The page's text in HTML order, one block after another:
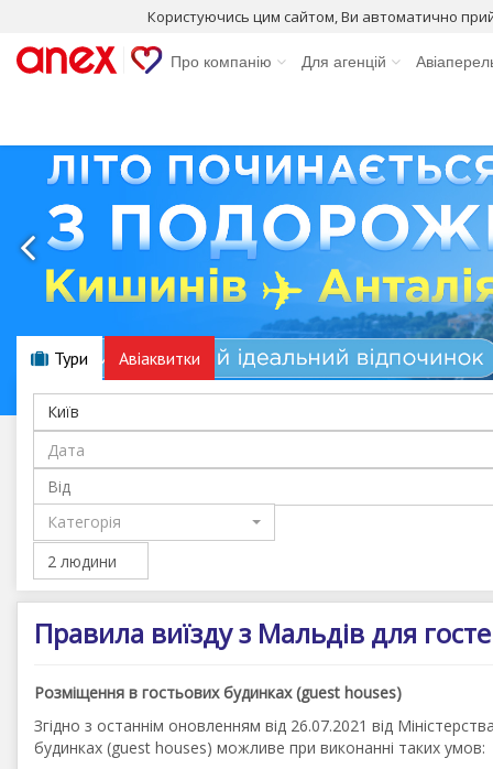
Користуючись цим сайтом, Ви автоматично
Про компанію Для агенцій
Тури Авіаквитки
Київ
Від
Категорія
Правила виїзду з Мальдів для
Розміщення в гостьових будинках (guest houses)
Згідно з останнім оновленням від 26.07.2021 від
будинках (guest houses) можливе при виконанні таких умов: